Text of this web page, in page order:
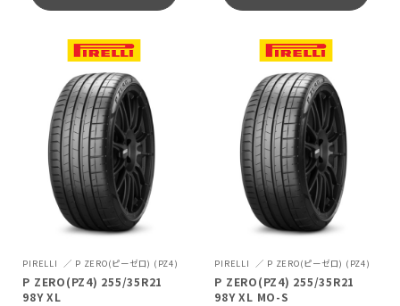
PIRELLI P ZERO(ピーゼロ) (PZ4)
P ZERO(PZ4) 255/35R21
98Y XL
PIRELLI P ZERO(ピーゼロ) (PZ4)
P ZERO(PZ4) 255/35R21
98Y XL MO-S